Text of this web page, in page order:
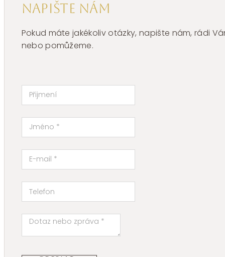
Napište nám
Pokud máte jakékoliv otázky, napište nám, rádi
nebo pomůžeme.